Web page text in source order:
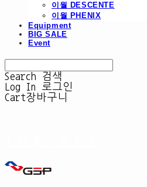
이월 DESCENTE
이월 PHENIX
Equipment
BIG SALE
Event
Search
검색
Log In
로그인
Cart장바구니